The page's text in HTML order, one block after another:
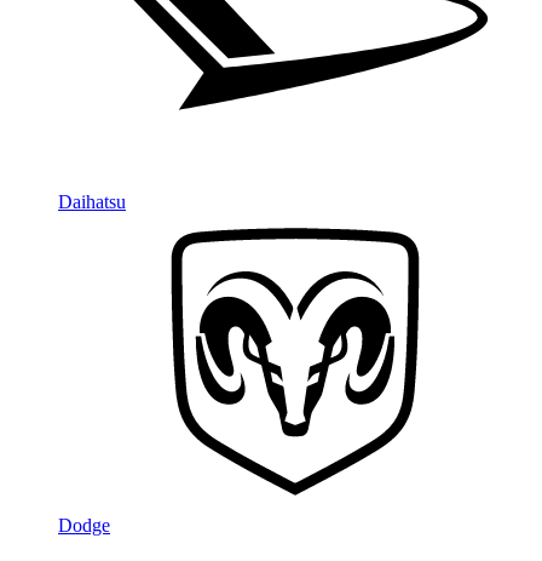
Daihatsu
Dodge